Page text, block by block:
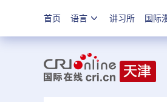
首页 语言 讲习所 国际